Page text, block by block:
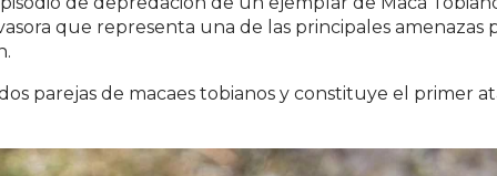
que representa una de las principales amenazas
parejas de macaes tobianos y constituye el primer